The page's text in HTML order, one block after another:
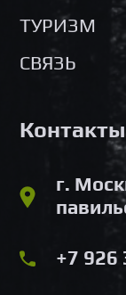
ТУРИЗМ
СВЯЗЬ
Контакты
г.
+7 926